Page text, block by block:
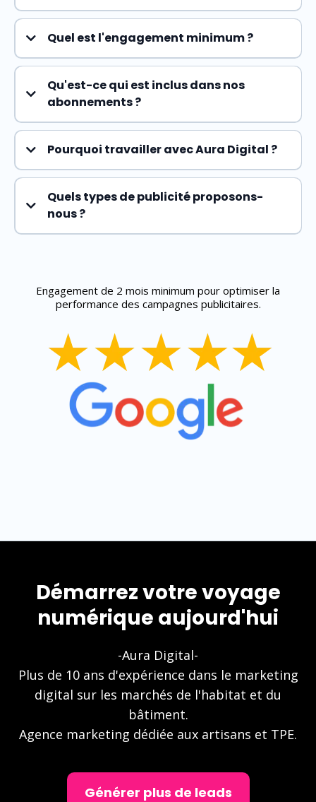
système de gestion des leads
Quel est l'engagement minimum ?
2 mois minimum
Qu'est-ce qui est inclus dans nos
abonnements ?
Pourquoi travailler avec Aura Digital ?
agence spécialisée dans les
secteurs de l'habitat et du bâtiment
maîtrisons ce marché
Faites confiance à un spécialiste des marchés de
Quels types de publicité proposons-
nous ?
Engagement de 2 mois minimum pour optimiser la
performance des campagnes publicitaires.
Démarrez votre voyage
numérique aujourd'hui
-Aura Digital-
Plus de 10 ans d'expérience dans le marketing
digital sur les marchés de l'habitat et du
bâtiment.
Agence marketing dédiée aux artisans et TPE.
Générer plus de leads